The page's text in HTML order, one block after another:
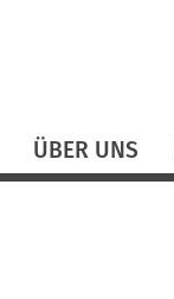
ÜBER UNS